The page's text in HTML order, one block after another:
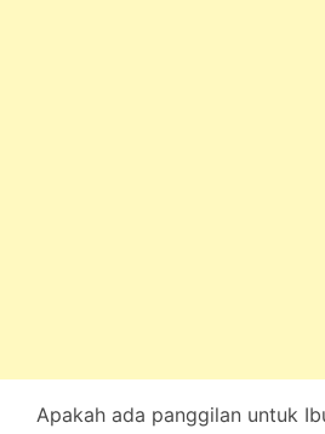
Apakah ada panggilan untuk